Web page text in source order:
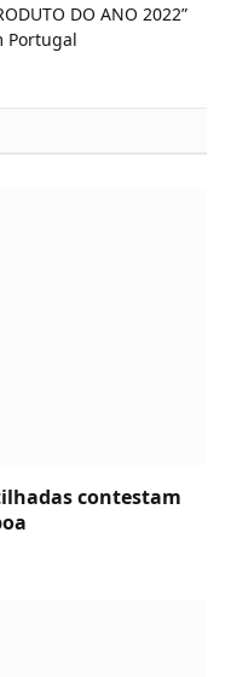
DO ANO 2022”
Portugal
contestam